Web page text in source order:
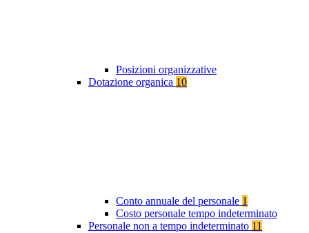
Posizioni organizzative
Dotazione organica 10
Conto annuale del personale 1
Costo personale tempo indeterminato
Personale non a tempo indeterminato 11